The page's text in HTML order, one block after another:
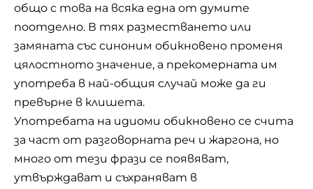
общо с това на всяка една от думите
поотделно. В тях разместването или
замяната със синоним обикновено променя
цялостното значение, а прекомерната им
употреба в най-общия случай може да ги
превърне в клишета.
Употребата на идиоми обикновено се счита
за част от разговорната реч и жаргона, но
много от тези фрази се появяват,
утвърждават и съхраняват в